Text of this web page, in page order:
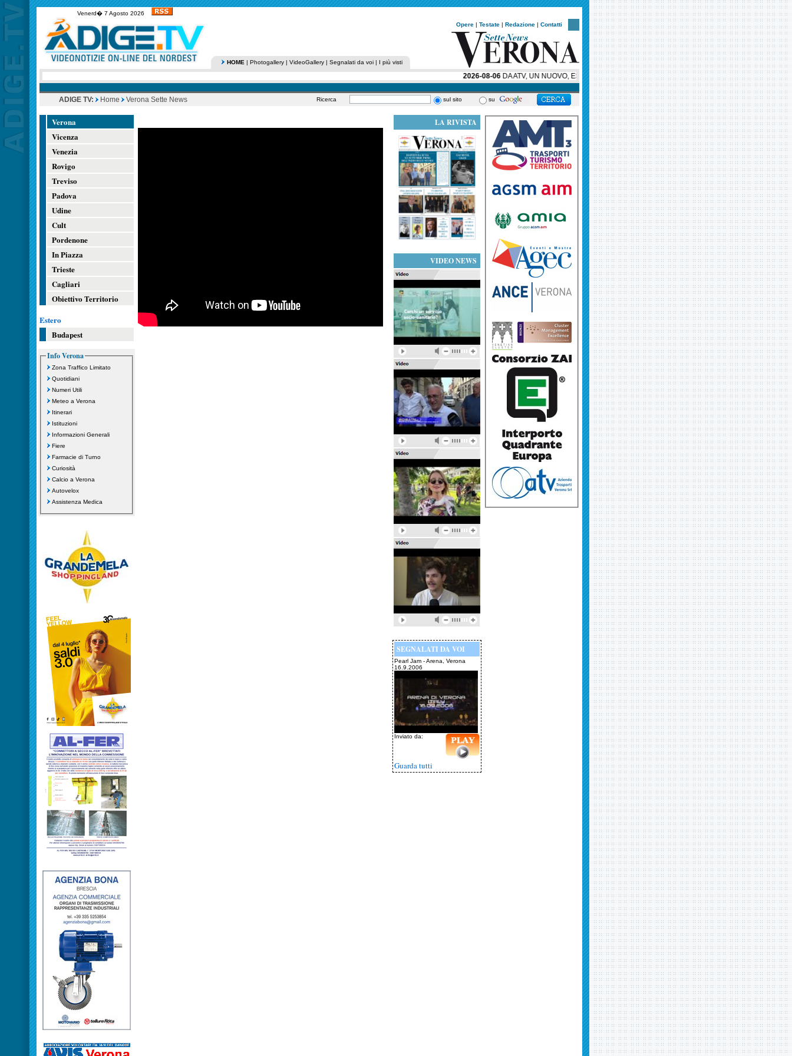
Venerd� 7 Agosto 2026
Opere | Testate | Redazione | Contatti
HOME | Photogallery | VideoGallery | Segnalati da voi | I più visti
2026-08-06DA ATV, UN NUOVO, ESCLUSIVO, SUPER BUS PER HELLAS VERONA, AMBASCIATORE
ADIGE TV: Home Verona Sette News Ricerca sul sito su
Verona
Vicenza
Venezia
Rovigo
Treviso
Padova
Udine
Cult
Pordenone
In Piazza
Trieste
Cagliari
Obiettivo Territorio
Estero
Budapest
Info Verona
Zona Traffico Limitato
Quotidiani
Numeri Utili
Meteo a Verona
Itinerari
Istituzioni
Informazioni Generali
Fiere
Farmacie di Turno
Curiosità
Calcio a Verona
Autovelox
Assistenza Medica
LA RIVISTA
VIDEO NEWS
SEGNALATI DA VOI
Pearl Jam - Arena, Verona
16.9.2006
Inviato da:
Guarda tutti